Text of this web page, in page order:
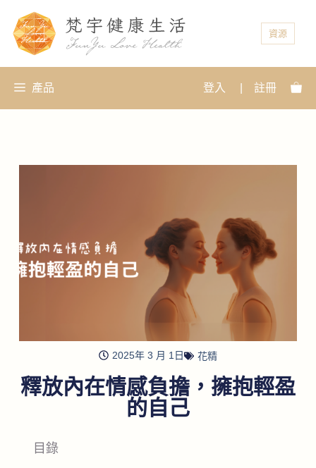
資源
產品 登入 註冊
2025年 3 月 1日 花精
釋放內在情感負擔，擁抱輕盈
的自己
目錄